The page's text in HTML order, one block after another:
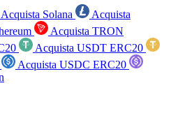
Acquista Solana
Acquista
Acquista TRON
Acquista USDT ERC20
Acquista USDC ERC20